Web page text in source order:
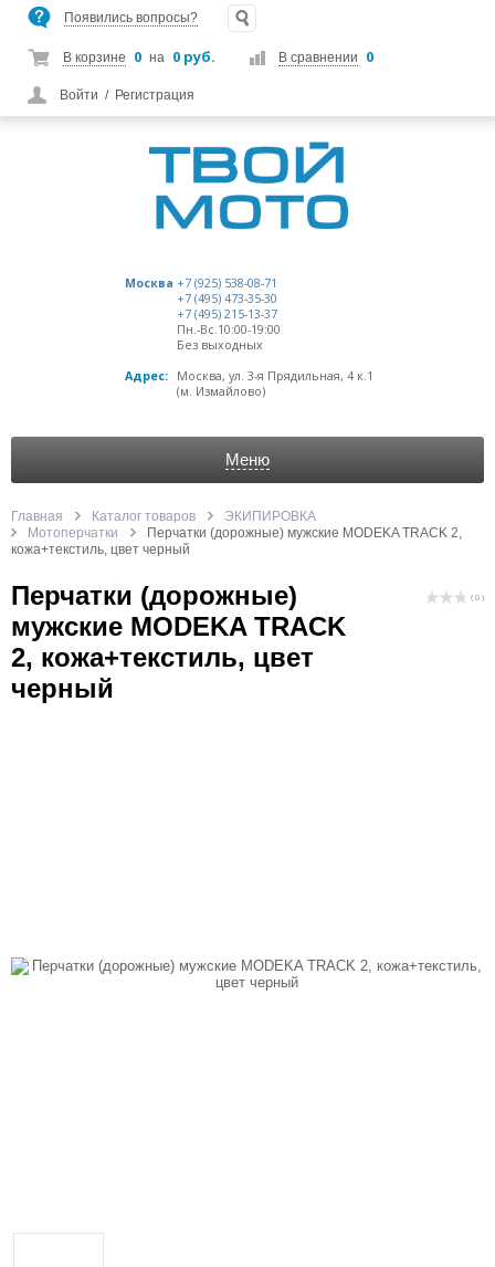
Появились вопросы?
В корзине 0 на 0 руб. В сравнении 0
Войти / Регистрация
Москва +7 (925) 538-08-71
+7 (495) 473-35-30
+7 (495) 215-13-37
Пн.-Вс.10:00-19:00
Без выходных
Адрес:
Москва, ул. 3-я Прядильная, 4 к.1
(м. Измайлово)
Меню
Главная Каталог товаров
ЭКИПИРОВКА
Мотоперчатки
Перчатки (дорожные) мужские MODEKA TRACK 2,
кожа+текстиль, цвет черный
Перчатки (дорожные)
мужские MODEKA TRACK
2, кожа+текстиль, цвет
черный
( 0 )